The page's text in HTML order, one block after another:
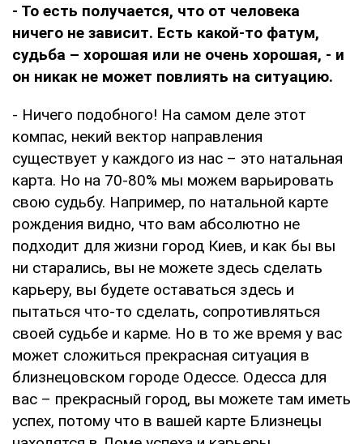
- То есть получается, что от человека
ничего не зависит. Есть какой-то фатум,
судьба – хорошая или не очень хорошая, - и
он никак не может повлиять на ситуацию.
- Ничего подобного! На самом деле этот
компас, некий вектор направления
существует у каждого из нас – это натальная
карта. Но на 70-80% мы можем варьировать
свою судьбу. Например, по натальной карте
рождения видно, что вам абсолютно не
подходит для жизни город Киев, и как бы вы
ни старались, вы не можете здесь сделать
карьеру, вы будете оставаться здесь и
пытаться что-то сделать, сопротивляться
своей судьбе и карме. Но в то же время у вас
может сложиться прекрасная ситуация в
близнецовском городе Одессе. Одесса для
вас – прекрасный город, вы можете там иметь
успех, потому что в вашей карте Близнецы